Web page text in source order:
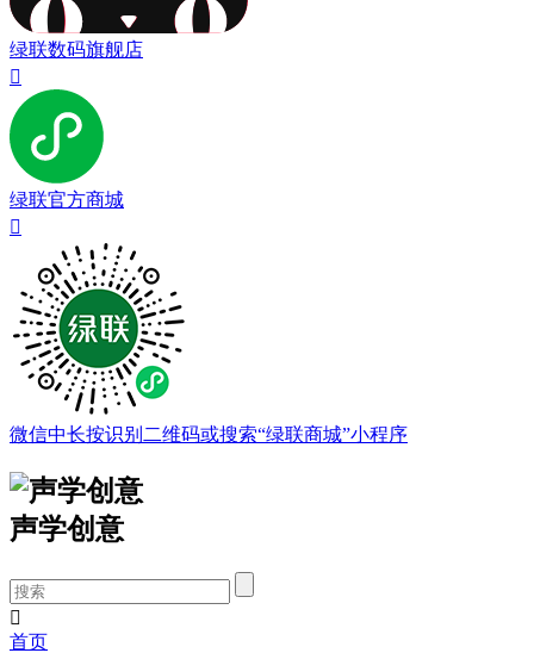
绿联数码旗舰店

绿联官方商城

微信中长按识别二维码或搜索“绿联商城”小程序
声学创意

首页